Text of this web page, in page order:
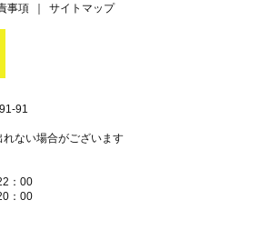
サイトマップ
事項 ｜
91
れない場合がございます
：00
：00